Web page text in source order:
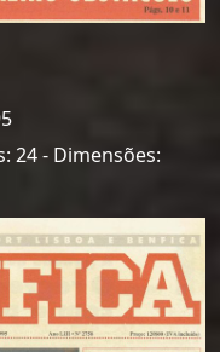
24 - Dimensões: